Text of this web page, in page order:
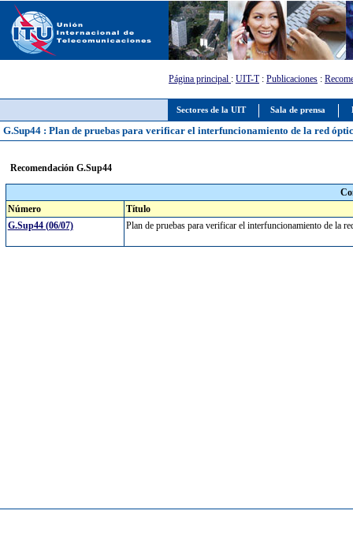
Sectores de la UIT Sala de prensa
Página principal : UIT-T: Publicaciones :
G.Sup44 : Plan de pruebas para verificar el interfuncionamiento de la red
Recomendación G.Sup44
Número
Título
G.Sup44 (06/07)
Plan de pruebas para verificar el interfuncionamiento de la